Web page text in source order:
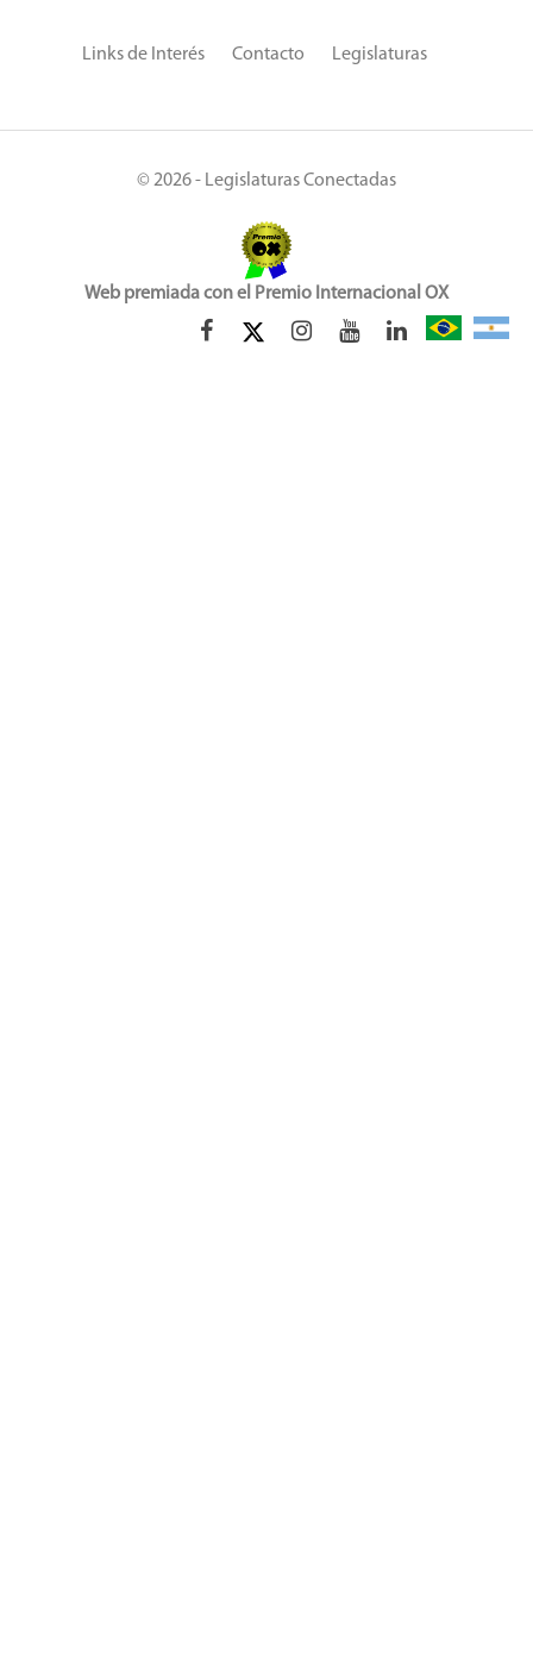
Links de Interés Contacto Legislaturas
© 2026 - Legislaturas Conectadas
Web premiada con el Premio Internacional OX